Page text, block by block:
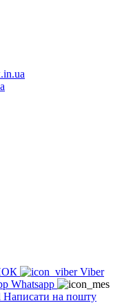
Viber
Whatsapp
Написати на пошту